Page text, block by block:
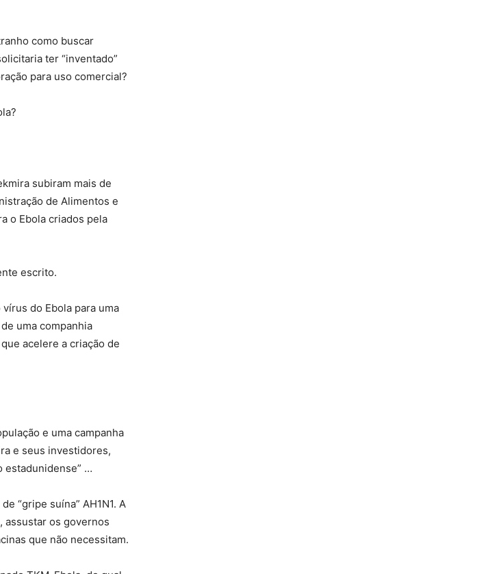
como buscar
ter “inventado”
para uso comercial?
subiram mais de
de Alimentos e
o Ebola criados pela
escrito.
do Ebola para uma
uma companhia
acelere a criação de
e uma campanha
e seus investidores,
estadunidense” …
“gripe suína” AH1N1. A
assustar os governos
que não necessitam.